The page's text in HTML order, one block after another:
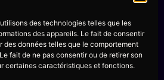
des technologies telles que les
des appareils. Le fait de consentir
données telles que le comportement
fait de ne pas consentir ou de retirer son
certaines caractéristiques et fonctions.